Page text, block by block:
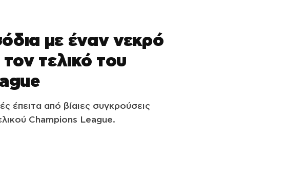
με έναν νεκρό
τελικό του
έπειτα από βίαιες συγκρούσεις
Champions League.